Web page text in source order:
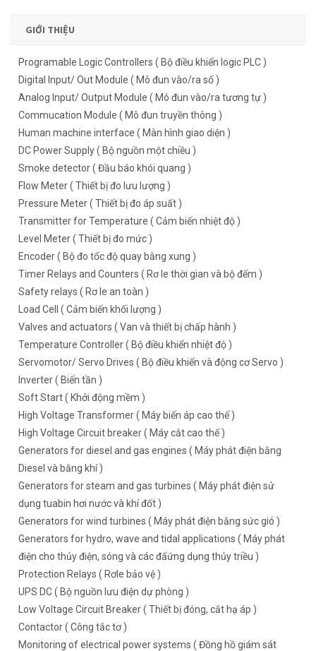
GIỚI THIỆU
Programable Logic Controllers ( Bộ điều khiển logic PLC )
Digital Input/ Out Module ( Mô đun vào/ra số )
Analog Input/ Output Module ( Mô đun vào/ra tương tự )
Commucation Module ( Mô đun truyền thông )
Human machine interface ( Màn hình giao diện )
DC Power Supply ( Bộ nguồn một chiều )
Smoke detector ( Đầu báo khói quang )
Flow Meter ( Thiết bị đo lưu lượng )
Pressure Meter ( Thiết bị đo áp suất )
Transmitter for Temperature ( Cảm biến nhiệt độ )
Level Meter ( Thiết bị đo mức )
Encoder ( Bộ đo tốc độ quay bằng xung )
Timer Relays and Counters ( Rơ le thời gian và bộ đếm )
Safety relays ( Rơ le an toàn )
Load Cell ( Cảm biến khối lượng )
Valves and actuators ( Van và thiết bị chấp hành )
Temperature Controller ( Bộ điều khiển nhiệt độ )
Servomotor/ Servo Drives ( Bộ điều khiển và động cơ Servo )
Inverter ( Biến tần )
Soft Start ( Khởi động mềm )
High Voltage Transformer ( Máy biến áp cao thế )
High Voltage Circuit breaker ( Máy cắt cao thế )
Generators for diesel and gas engines ( Máy phát điện bằng
Diesel và bằng khí )
Generators for steam and gas turbines ( Máy phát điện sử
dụng tuabin hơi nước và khí đốt )
Generators for wind turbines ( Máy phát điện bằng sức gió )
Generators for hydro, wave and tidal applications ( Máy phát
điện cho thủy điện, sóng và các đấứng dụng thủy triều )
Protection Relays ( Rơle bảo vệ )
UPS DC ( Bộ nguồn lưu điện dự phòng )
Low Voltage Circuit Breaker ( Thiết bị đóng, cắt hạ áp )
Contactor ( Công tắc tơ )
Monitoring of electrical power systems ( Đồng hồ giám sát